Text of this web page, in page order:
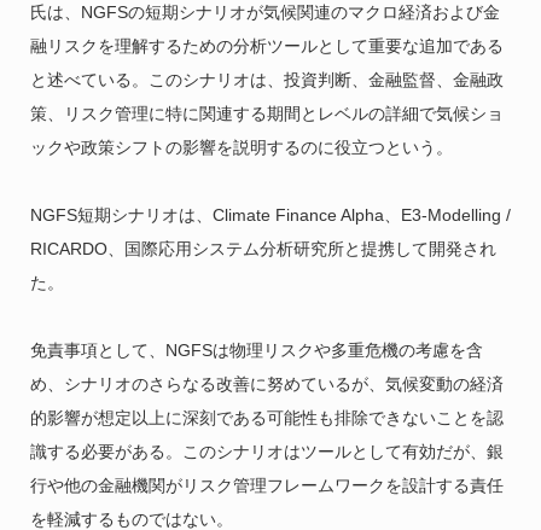
氏は、NGFSの短期シナリオが気候関連のマクロ経済および金
融リスクを理解するための分析ツールとして重要な追加である
と述べている。このシナリオは、投資判断、金融監督、金融政
策、リスク管理に特に関連する期間とレベルの詳細で気候ショ
ックや政策シフトの影響を説明するのに役立つという。
NGFS短期シナリオは、Climate Finance Alpha、E3-Modelling /
RICARDO、国際応用システム分析研究所と提携して開発され
た。
免責事項として、NGFSは物理リスクや多重危機の考慮を含
め、シナリオのさらなる改善に努めているが、気候変動の経済
的影響が想定以上に深刻である可能性も排除できないことを認
識する必要がある。このシナリオはツールとして有効だが、銀
行や他の金融機関がリスク管理フレームワークを設計する責任
を軽減するものではない。